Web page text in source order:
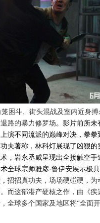
困斗、街头混战及室内近身搏
路的暴力修罗场 。影片前所
演不同流派的巅峰对决， 拳拳
夫著称，林科灯展现了凶狠的
，岩永丞威呈现出全接触空手
全球宗师雅彦·鲁伊安展示极
招招真功夫，场场硬碰硬，为
而这部港产硬核之作，由《疾
全球多个国家及地区将“全面开